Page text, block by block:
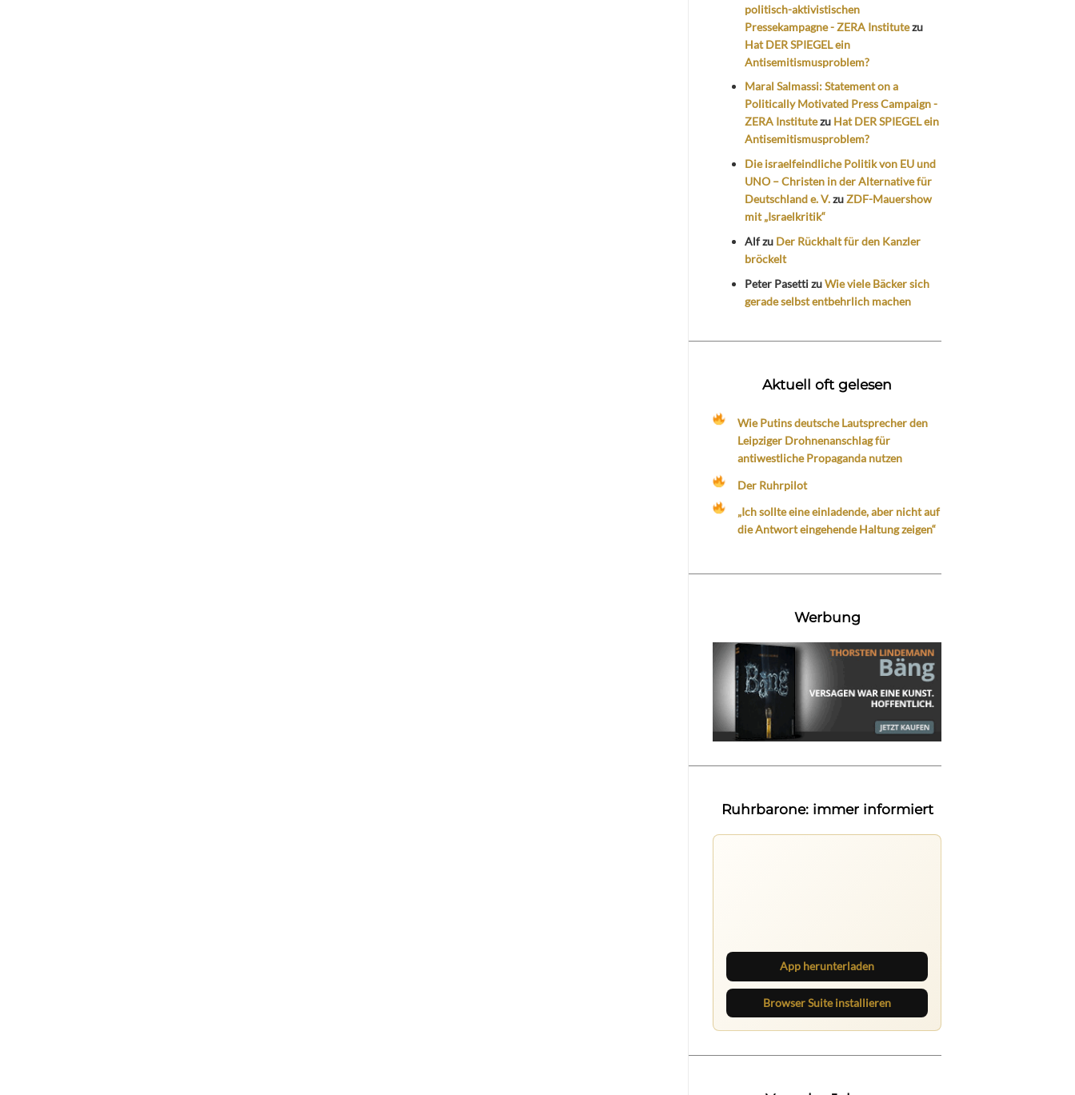
politisch-aktivistischen
Pressekampagne - ZERA Institutezu
Hat DER SPIEGEL ein
Antisemitismusproblem?
Maral Salmassi: Statement on a
Politically Motivated Press Campaign -
ZERA Institutezu Hat DER SPIEGEL ein
Antisemitismusproblem?
Die israelfeindliche Politik von EU und
UNO – Christen in der Alternative für
Deutschland e. V.zuZDF-Mauershow
mit „Israelkritik“
Alfzu Der Rückhalt für den Kanzler
bröckelt
Peter PasettizuWie viele Bäcker sich
gerade selbst entbehrlich machen
Aktuell oft gelesen
Wie Putins deutsche Lautsprecher den
Leipziger Drohnenanschlag für
antiwestliche Propaganda nutzen
Der Ruhrpilot
„Ich sollte eine einladende, aber nicht auf
die Antwort eingehende Haltung zeigen“
Werbung
Ruhrbarone: immer informiert
App herunterladen
Browser Suite installieren